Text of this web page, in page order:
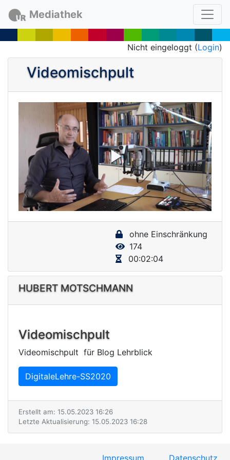
Mediathek
Nicht eingeloggt (Login)
Videomischpult
P
l
a
V
i
d
e
o
ohne Einschränkung
174
00:02:04
HUBERT MOTSCHMANN
Videomischpult
Videomischpult für Blog Lehrblick
DigitaleLehre-SS2020
Erstellt am: 15.05.2023 16:26
Letzte Aktualisierung: 15.05.2023 16:28
Impressum Datenschutz